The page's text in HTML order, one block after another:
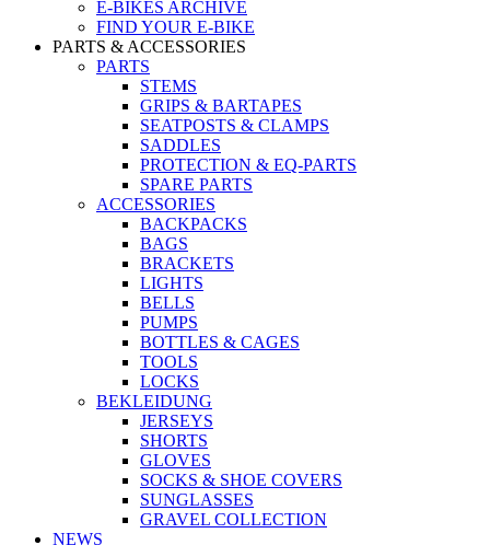
E-BIKES ARCHIVE
FIND YOUR E-BIKE
PARTS & ACCESSORIES
PARTS
STEMS
GRIPS & BARTAPES
SEATPOSTS & CLAMPS
SADDLES
PROTECTION & EQ-PARTS
SPARE PARTS
ACCESSORIES
BACKPACKS
BAGS
BRACKETS
LIGHTS
BELLS
PUMPS
BOTTLES & CAGES
TOOLS
LOCKS
BEKLEIDUNG
JERSEYS
SHORTS
GLOVES
SOCKS & SHOE COVERS
SUNGLASSES
GRAVEL COLLECTION
NEWS